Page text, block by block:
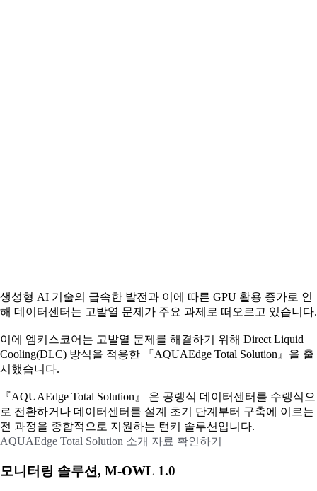
생성형 AI 기술의 급속한 발전과 이에 따른 GPU 활용 증가로 인
해 데이터센터는 고발열 문제가 주요 과제로 떠오르고 있습니다.
이에 엠키스코어는 고발열 문제를 해결하기 위해 Direct Liquid
Cooling(DLC) 방식을 적용한 『AQUAEdge Total Solution』을 출
시했습니다.
『AQUAEdge Total Solution』 은 공랭식 데이터센터를 수랭식으
로 전환하거나 데이터센터를 설계 초기 단계부터 구축에 이르는
전 과정을 종합적으로 지원하는 턴키 솔루션입니다.
AQUAEdge Total Solution 소개 자료 확인하기
모니터링 솔루션, M-OWL 1.0